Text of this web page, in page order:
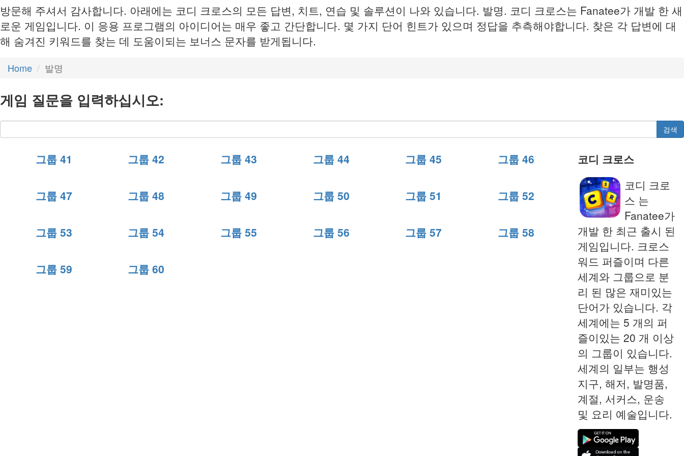
방문해 주셔서 감사합니다. 아래에는 코디 크로스의 모든 답변, 치트, 연습 및 솔루션이 나와 있습니다. 발명. 코디 크로스는 Fanatee가 개발 한 새
로운 게임입니다. 이 응용 프로그램의 아이디어는 매우 좋고 간단합니다. 몇 가지 단어 힌트가 있으며 정답을 추측해야합니다. 찾은 각 답변에 대
해 숨겨진 키워드를 찾는 데 도움이되는 보너스 문자를 받게됩니다.
Home 발명
게임 질문을 입력하십시오:
검색
그룹 41 그룹 42 그룹 43 그룹 44 그룹 45 그룹 46
그룹 47 그룹 48 그룹 49 그룹 50 그룹 51 그룹 52
그룹 53 그룹 54 그룹 55 그룹 56 그룹 57 그룹 58
그룹 59 그룹 60
코디 크로스
코디 크로
스 는
Fanatee가
개발 한 최근 출시 된
게임입니다. 크로스
워드 퍼즐이며 다른
세계와 그룹으로 분
리 된 많은 재미있는
단어가 있습니다. 각
세계에는 5 개의 퍼
즐이있는 20 개 이상
의 그룹이 있습니다.
세계의 일부는 행성
지구, 해저, 발명품,
계절, 서커스, 운송
및 요리 예술입니다.